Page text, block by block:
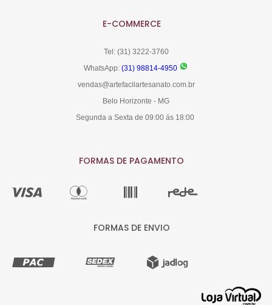
E-COMMERCE
Tel: (31) 3222-3760
WhatsApp: (31) 98814-4950
vendas@artefacilartesanato.com.br
Belo Horizonte - MG
Segunda a Sexta de 09:00 ás 18:00
FORMAS DE PAGAMENTO
FORMAS DE ENVIO